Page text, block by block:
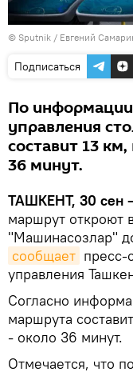
© Sputnik / Евгений
Подписаться
По
управления
составит 13
36 минут.
ТАШКЕНТ, 30 сен
маршрут откроют
"Машинасозлар"
сообщает пресс-
управления
Согласно
маршрута
- около 36 минут.
Отмечается, что